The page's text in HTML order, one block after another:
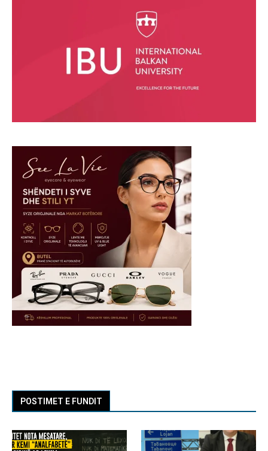
POSTIMET E FUNDIT